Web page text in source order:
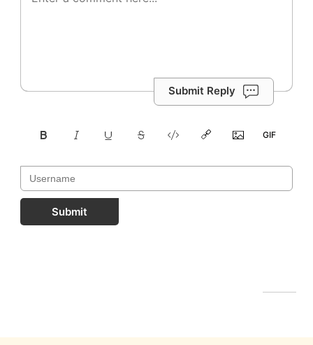
Submit Reply
Submit